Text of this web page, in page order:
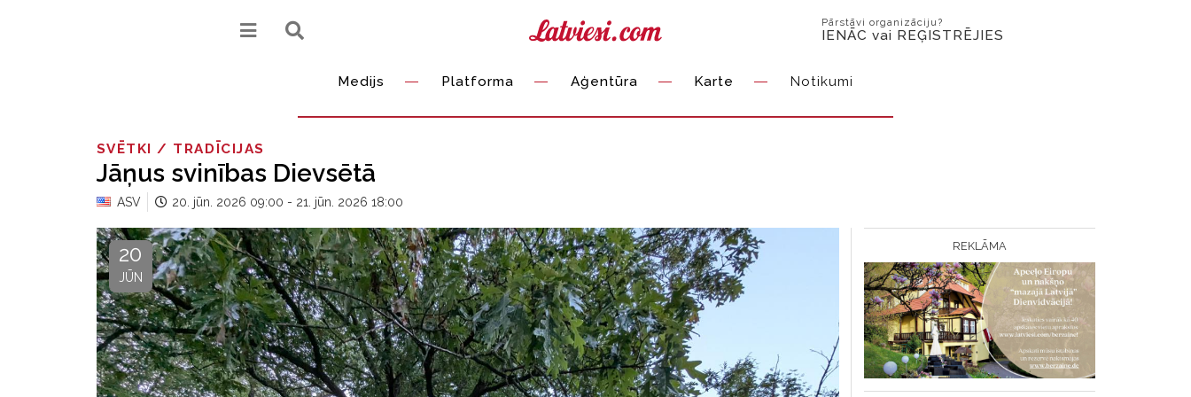
Pārstāvi organizāciju?
IENĀC vai REĢISTRĒJIES
Medijs Platforma Aģentūra Karte Notikumi
SVĒTKI / TRADĪCIJAS
Jāņus svinības Dievsētā
ASV 20. jūn. 2026 09:00 - 21. jūn. 2026 18:00
20
JŪN
REKLĀMA